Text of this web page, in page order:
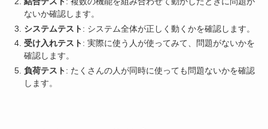
ないか確認します。
システムテスト: システム全体が正しく動くかを確認します。
受け入れテスト: 実際に使う人が使ってみて、問題がないかを
確認します。
負荷テスト: たくさんの人が同時に使っても問題ないかを確認
します。